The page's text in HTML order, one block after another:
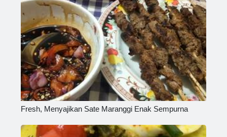
Fresh, Menyajikan Sate Maranggi Enak Sempurna